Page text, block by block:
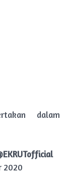
dalam
2020